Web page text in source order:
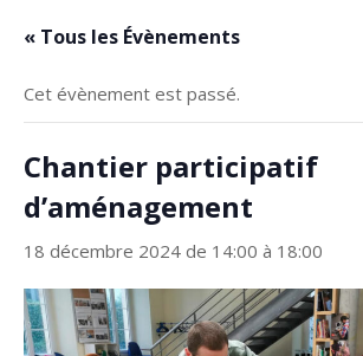
« Tous les Évènements
Cet évènement est passé.
Chantier participatif
d’aménagement
18 décembre 2024 de 14:00 à 18:00